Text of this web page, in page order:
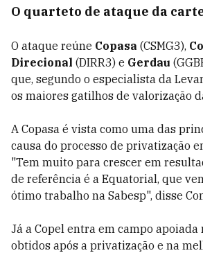
O quarteto de ataque da
O ataque reúne Copasa (CSMG3),
Direcional (DIRR3) e Gerdau
que, segundo o especialista da
os maiores gatilhos de valorização
A Copasa é vista como uma das
causa do processo de privatização
"Tem muito para crescer em
de referência é a Equatorial, que
ótimo trabalho na Sabesp", disse
Já a Copel entra em campo apoiada
obtidos após a privatização e na